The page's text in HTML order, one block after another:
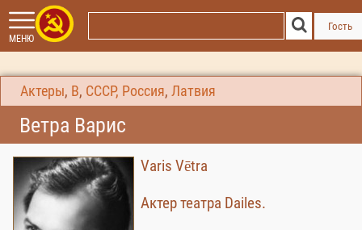
МЕНЮ
Гость
Актеры, В, СССР, Россия, Латвия
Ветра Варис
Varis Vētra
Актер театра Dailes.